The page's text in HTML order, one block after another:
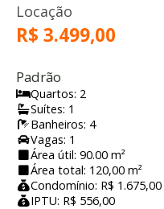
Locação
R$ 3.499,00
Padrão
Quartos: 2
Suítes: 1
Banheiros: 4
Vagas: 1
Área útil: 90.00 m²
Área total: 120,00 m²
Condomínio: R$ 1.675,00
IPTU: R$ 556,00